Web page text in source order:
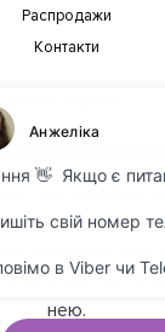
Распродажи
Контакти
1
території 171
покажчики синього
файли
сайтом було
файли cookie
. Натискаючи ОК,
нею.